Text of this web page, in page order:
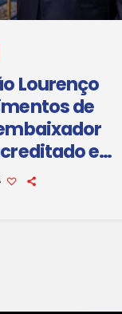
Lourenço
de
em